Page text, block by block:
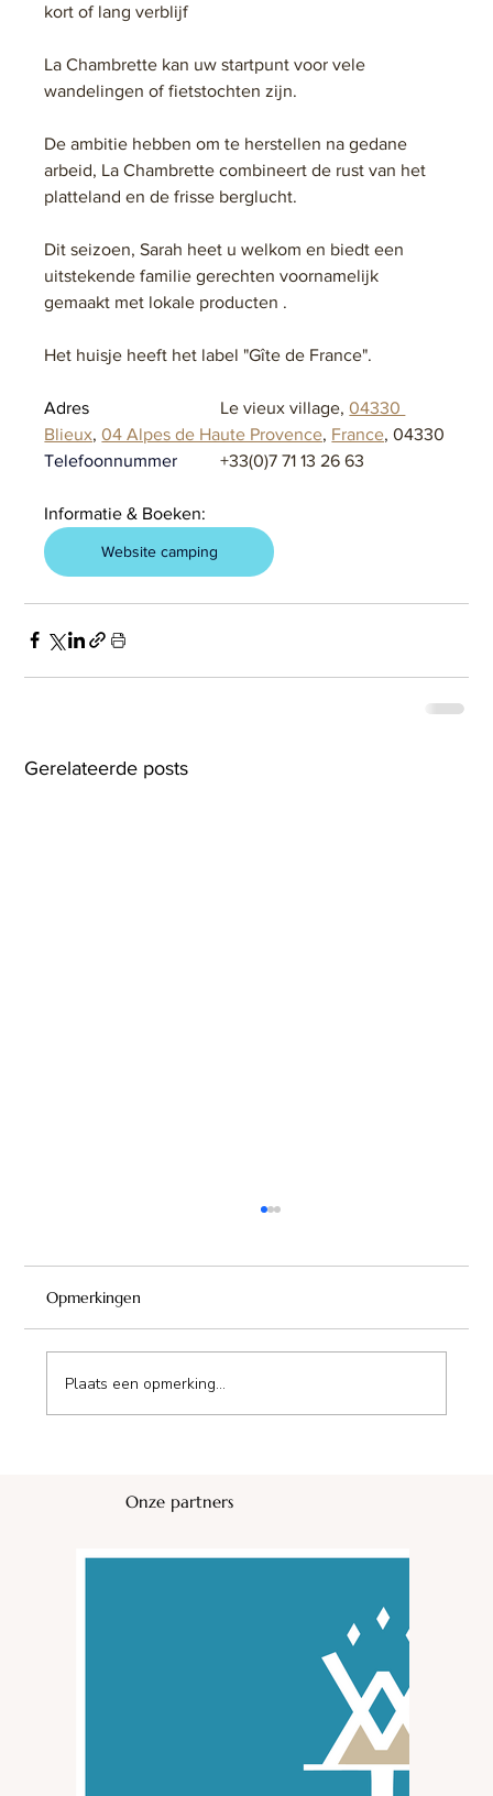
kort of lang verblijf
La Chambrette kan uw startpunt voor vele
wandelingen of fietstochten zijn.
De ambitie hebben om te herstellen na gedane
arbeid, La Chambrette combineert de rust van het
platteland en de frisse berglucht.
Dit seizoen, Sarah heet u welkom en biedt een
uitstekende familie gerechten voornamelijk
gemaakt met lokale producten .
Het huisje heeft het label "Gîte de France".
Le vieux village, 04330
Blieux, 04 Alpes de Haute Provence, France, 04330
Telefoonnummer +33(0)7 71 13 26 63
Informatie & Boeken:
Website camping
Gerelateerde posts
Maison d'Hôte de Champmailay
Opmerkingen
Plaats een opmerking...
Onze partners